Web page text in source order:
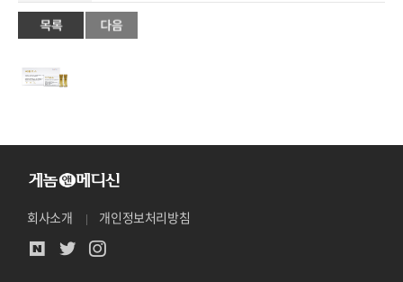
회사소개 개인정보처리방침